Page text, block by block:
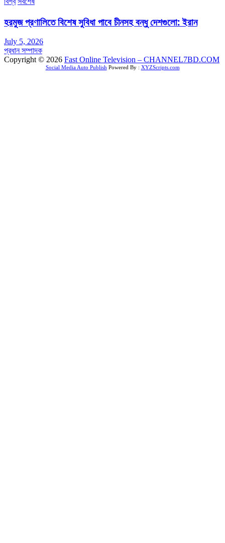
হরমুজ প্রণালিতে বিশেষ সুবিধা পাবে চীনসহ বন্ধু দেশগুলো: ইরান
July 5, 2026
প্রধান সম্পাদক
Copyright © 2026 Fast Online Television – CHANNEL7BD.COM
Social Media Auto Publish Powered By : XYZScripts.com